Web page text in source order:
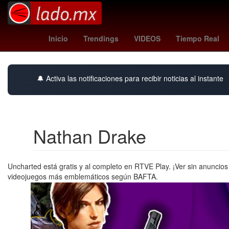
Inicio Trendings VIDEOS Tiempo Real
Miguel Herrera HBO rodri
🔔 Activa las notificaciones para recibir noticias al instante
Nathan Drake
Uncharted está gratis y al completo en RTVE Play. ¡Ver sin
videojuegos más emblemáticos según BAFTA.